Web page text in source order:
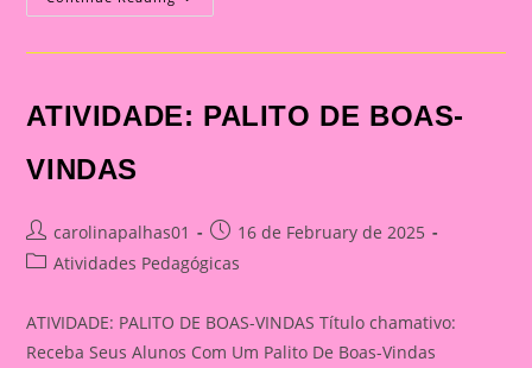
FOFAS
DECORAR
AULA
NO
ATIVIDADE: PALITO DE BOAS-
VINDAS
Post
author:
carolinapalhas01
Post
published:
16 de February de 2025
PostAtividades Pedagógicas
ATIVIDADE: PALITO DE BOAS-VINDAS Título chamativo:
Receba Seus Alunos Com Um Palito De Boas-Vindas